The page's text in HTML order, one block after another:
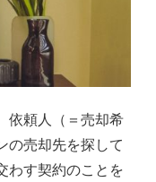
依頼人（＝売却希
の売却先を探して
わす契約のことを